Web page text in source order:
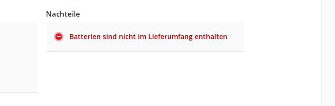
Nachteile
Batterien sind nicht im Lieferumfang enthalten